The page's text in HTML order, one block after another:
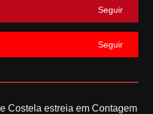
Seguir
Seguir
Costela estreia em Contagem